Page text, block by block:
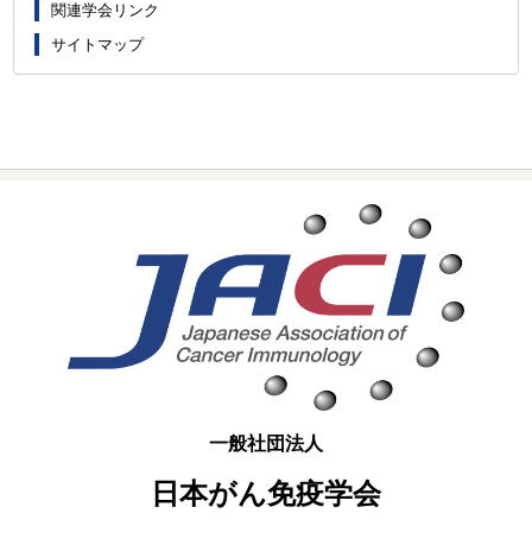
関連学会リンク
サイトマップ
一般社団法人
日本がん免疫学会